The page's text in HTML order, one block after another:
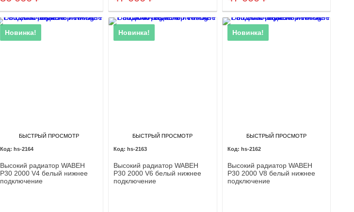
Новинка!
БЫСТРЫЙ ПРОСМОТР
hs-2164
Высокий радиатор WABEH
P30 2000 V4 белый нижнее
подключение
Новинка!
БЫСТРЫЙ ПРОСМОТР
hs-2163
Высокий радиатор WABEH
P30 2000 V6 белый нижнее
подключение
Новинка!
БЫСТРЫЙ ПРОСМОТР
hs-2162
Высокий радиатор WABEH
P30 2000 V8 белый нижнее
подключение